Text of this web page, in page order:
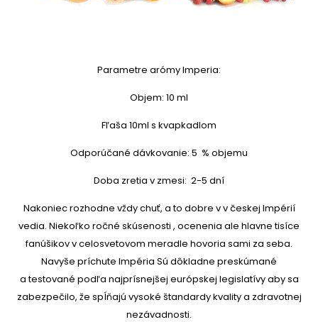
Parametre arómy Imperia:
Objem: 10 ml
Fľaša 10ml s kvapkadlom
Odporúčané dávkovanie: 5 % objemu
Doba zretia v zmesi: 2-5 dní
Nakoniec rozhodne vždy chuť, a to dobre v v českej Impérií
vedia. Niekoľko ročné skúsenosti , ocenenia ale hlavne tisíce
fanúšikov v celosvetovom meradle hovoria sami za seba.
Navyše príchute Impéria Sú dôkladne preskúmané
a testované podľa najprísnejšej európskej legislatívy aby sa
zabezpečilo, že spĺňajú vysoké štandardy kvality a zdravotnej
nezávadnosti.